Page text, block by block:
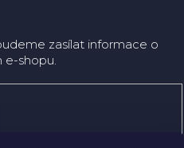
zasílat informace o
e-shopu.